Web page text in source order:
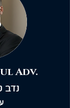
Adv.
נדב